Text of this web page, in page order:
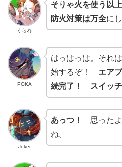
くられ
そりゃ火を使う以
防火対策は万全に
POKA
はっはっは。それ
始するぞ！ エア
続完了！ スイッチ
Joker
あっつ！
思ったよ
ね。